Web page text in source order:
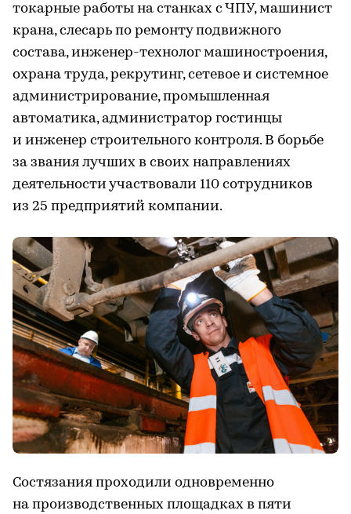
токарные работы на станках с ЧПУ, машинист
крана, слесарь по ремонту подвижного
состава, инженер-технолог машиностроения,
охрана труда, рекрутинг, сетевое и системное
администрирование, промышленная
автоматика, администратор гостинцы
и инженер строительного контроля. В борьбе
за звания лучших в своих направлениях
деятельности участвовали 110 сотрудников
из 25 предприятий компании.
Состязания проходили одновременно
на производственных площадках в пяти